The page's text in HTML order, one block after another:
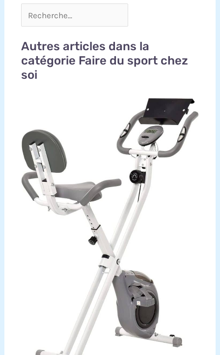
Autres articles dans la
catégorie Faire du sport chez
soi